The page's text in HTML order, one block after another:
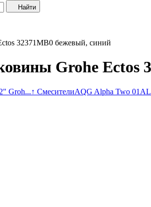
Найти
32371MB0 бежевый, синий
Grohe Ectos
Groh...↑ СмесителиAQG Alpha Two